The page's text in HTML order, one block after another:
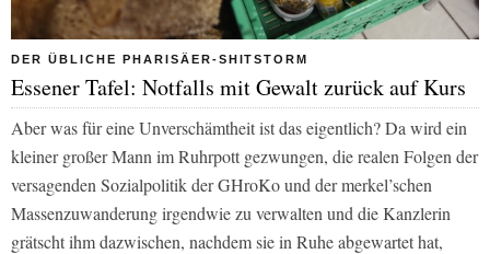
DER ÜBLICHE PHARISÄER-SHITSTORM
Essener Tafel: Notfalls mit Gewalt zurück auf Kurs
Aber was für eine Unverschämtheit ist das eigentlich? Da wird ein
kleiner großer Mann im Ruhrpott gezwungen, die realen Folgen der
versagenden Sozialpolitik der GHroKo und der merkel’schen
Massenzuwanderung irgendwie zu verwalten und die Kanzlerin
grätscht ihm dazwischen, nachdem sie in Ruhe abgewartet hat,